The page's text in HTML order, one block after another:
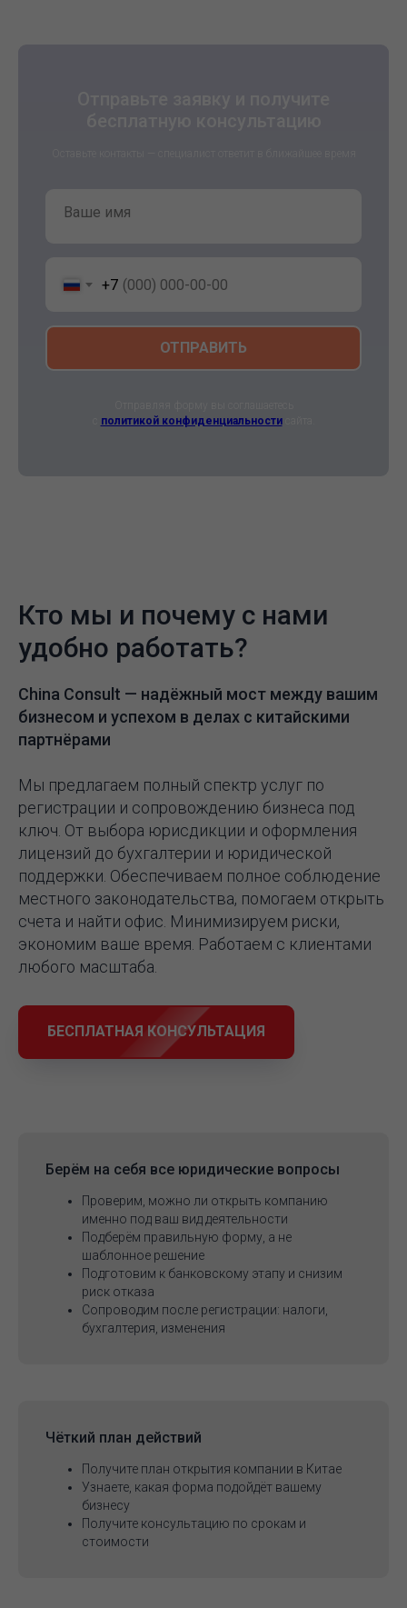
Ваше имя
+7
ОТПРАВИТЬ
политикой конфиденциальности
Кто мы и почему с нами
удобно работать?
China Consult — надёжный мост между вашим
бизнесом и успехом в делах с китайскими
партнёрами
Мы предлагаем полный спектр услуг по
регистрации и сопровождению бизнеса под
ключ. От выбора юрисдикции и оформления
лицензий до бухгалтерии и юридической
поддержки. Обеспечиваем полное соблюдение
местного законодательства, помогаем открыть
счета и найти офис. Минимизируем риски,
экономим ваше время. Работаем с клиентами
любого масштаба.
БЕСПЛАТНАЯ КОНСУЛЬТАЦИЯ
Берём на себя все юридические вопросы
Проверим, можно ли открыть компанию
именно под ваш вид деятельности
Подберём правильную форму, а не
шаблонное решение
Подготовим к банковскому этапу и снизим
риск отказа
Сопроводим после регистрации: налоги,
бухгалтерия, изменения
Чёткий план действий
Получите план открытия компании в Китае
Узнаете, какая форма подойдёт вашему
бизнесу
Получите консультацию по срокам и
стоимости